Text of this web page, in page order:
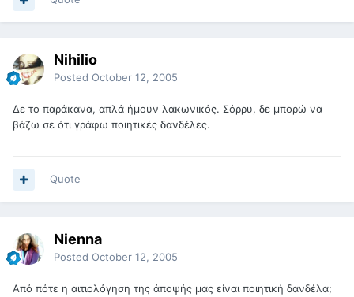
Nihilio
Posted October 12, 2005
Δε το παράκανα, απλά ήμουν λακωνικός. Σόρρυ, δε μπορώ να
βάζω σε ότι γράφω ποιητικές δανδέλες.
Quote
Nienna
Posted October 12, 2005
Από πότε η αιτιολόγηση της άποψής μας είναι ποιητική δανδέλα;